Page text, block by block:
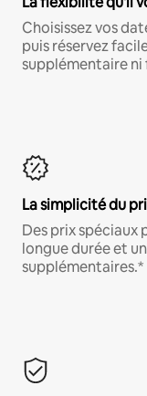
Choisissez vos
puis réservez
supplémentaire
La simplicité du
Des prix spéciaux
longue durée et
supplémentaires.*